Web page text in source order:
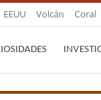
EEUU Volcán Coral